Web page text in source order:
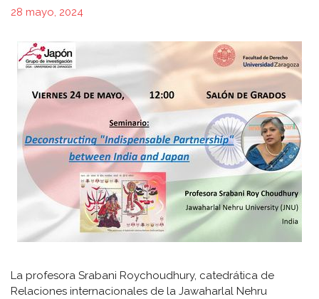
28 mayo, 2024
La profesora Srabani Roychoudhury, catedrática de
Relaciones internacionales de la Jawaharlal Nehru